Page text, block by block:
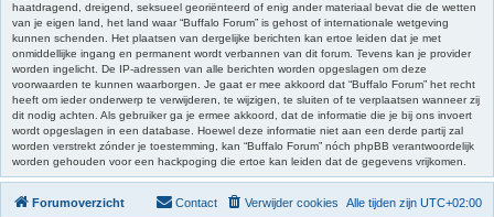
haatdragend, dreigend, seksueel georiënteerd of enig ander materiaal bevat die de wetten
van je eigen land, het land waar “Buffalo Forum” is gehost of internationale wetgeving
kunnen schenden. Het plaatsen van dergelijke berichten kan ertoe leiden dat je met
onmiddellijke ingang en permanent wordt verbannen van dit forum. Tevens kan je provider
worden ingelicht. De IP-adressen van alle berichten worden opgeslagen om deze
voorwaarden te kunnen waarborgen. Je gaat er mee akkoord dat “Buffalo Forum” het recht
heeft om ieder onderwerp te verwijderen, te wijzigen, te sluiten of te verplaatsen wanneer zij
dit nodig achten. Als gebruiker ga je ermee akkoord, dat de informatie die je bij ons invoert
wordt opgeslagen in een database. Hoewel deze informatie niet aan een derde partij zal
worden verstrekt zónder je toestemming, kan “Buffalo Forum” nóch phpBB verantwoordelijk
worden gehouden voor een hackpoging die ertoe kan leiden dat de gegevens vrijkomen.
Forumoverzicht Alle tijden zijn UTC+02:00
Verwijder cookies
Contact